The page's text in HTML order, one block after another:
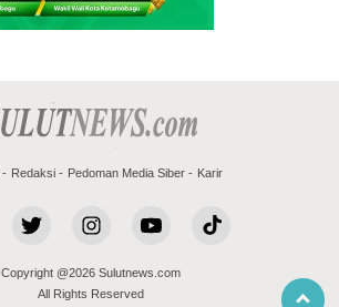
Redaksi Pedoman Media Siber Karir
Copyright @2026 Sulutnews.com
All Rights Reserved